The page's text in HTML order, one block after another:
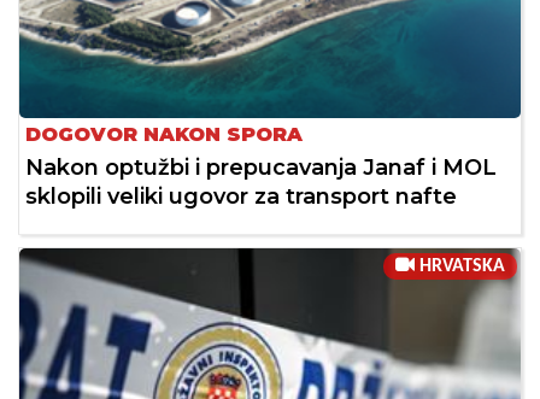
DOGOVOR NAKON SPORA
Nakon optužbi i prepucavanja Janaf i MOL
sklopili veliki ugovor za transport nafte
HRVATSKA